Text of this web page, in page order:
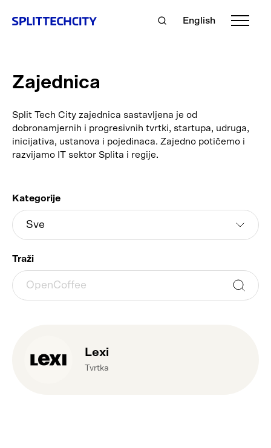
English
Zajednica
Split Tech City zajednica sastavljena je od
dobronamjernih i progresivnih tvrtki, startupa, udruga,
inicijativa, ustanova i pojedinaca. Zajedno potičemo i
razvijamo IT sektor Splita i regije.
Kategorije
Traži
Lexi
Tvrtka